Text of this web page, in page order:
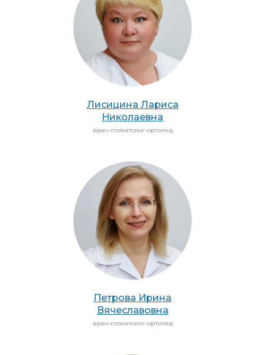
Лисицина Лариса
Николаевна
врач-стоматолог-ортопед
Петрова Ирина
Вячеславовна
врач-стоматолог-ортопед